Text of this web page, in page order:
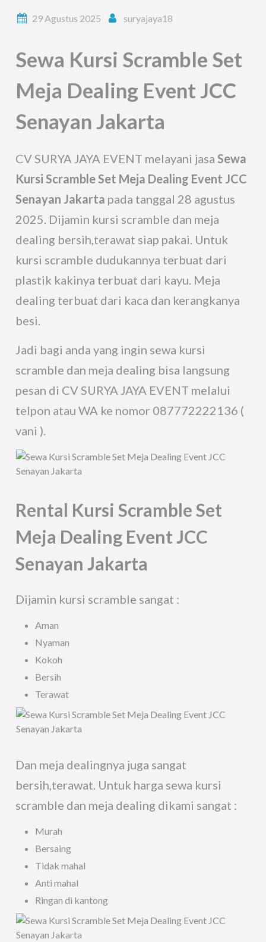
29 Agustus 2025 suryajaya18
Sewa Kursi Scramble Set
Meja Dealing Event JCC
Senayan Jakarta
CV SURYA JAYA EVENT melayani jasaSewa
Kursi Scramble Set Meja Dealing Event JCC
Senayan Jakarta pada tanggal 28 agustus
2025. Dijamin kursi scramble dan meja
dealing bersih,terawat siap pakai. Untuk
kursi scramble dudukannya terbuat dari
plastik kakinya terbuat dari kayu. Meja
dealing terbuat dari kaca dan kerangkanya
besi.
Jadi bagi anda yang ingin sewa kursi
scramble dan meja dealing bisa langsung
pesan di CV SURYA JAYA EVENT melalui
telpon atau WA ke nomor 087772222136 (
vani ).
Rental Kursi Scramble Set
Meja Dealing Event JCC
Senayan Jakarta
Dijamin kursi scramble sangat :
Aman
Nyaman
Kokoh
Bersih
Terawat
Dan meja dealingnya juga sangat
bersih,terawat. Untuk harga sewa kursi
scramble dan meja dealing dikami sangat :
Murah
Bersaing
Tidak mahal
Anti mahal
Ringan di kantong